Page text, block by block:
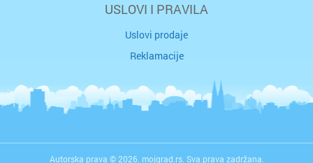
USLOVI I PRAVILA
Uslovi prodaje
Reklamacije
Autorska prava © 2026. mojgrad.rs. Sva prava zadržana.